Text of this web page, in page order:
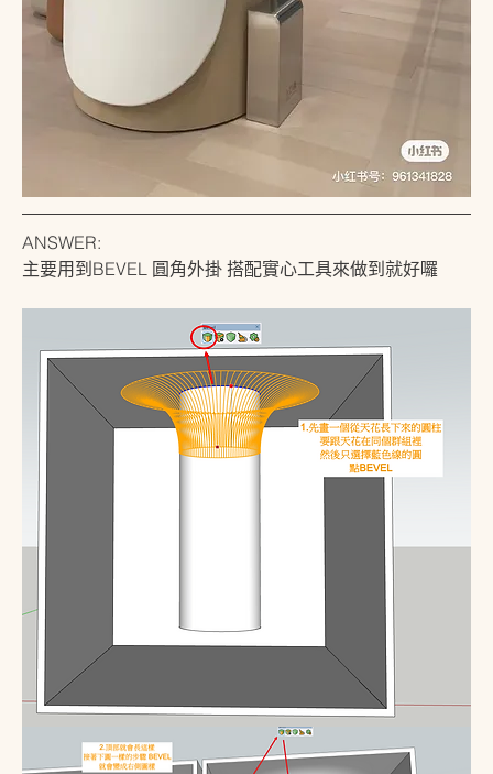
ANSWER:
主要用到BEVEL 圓角外掛 搭配實心工具來做到就好囉